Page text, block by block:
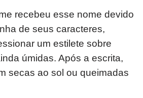
recebeu esse nome devido
de seus caracteres,
um estilete sobre
úmidas. Após a escrita,
secas ao sol ou queimadas